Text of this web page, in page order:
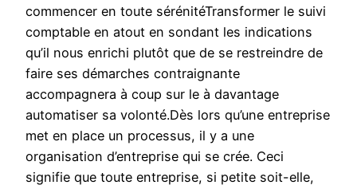
commencer en toute sérénitéTransformer le suivi
comptable en atout en sondant les indications
qu’il nous enrichi plutôt que de se restreindre de
faire ses démarches contraignante
accompagnera à coup sur le à davantage
automatiser sa volonté.Dès lors qu’une entreprise
met en place un processus, il y a une
organisation d’entreprise qui se crée. Ceci
signifie que toute entreprise, si petite soit-elle,